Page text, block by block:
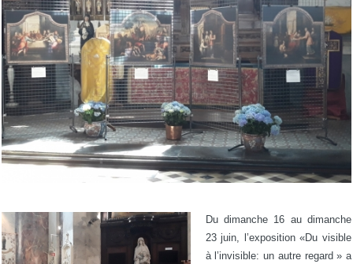
Du dimanche 16 au dimanche
23 juin, l’exposition «Du visible
à l’invisible: un autre regard » a